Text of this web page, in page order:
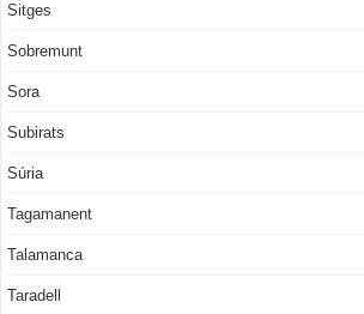
Sitges
Sobremunt
Sora
Subirats
Súria
Tagamanent
Talamanca
Taradell